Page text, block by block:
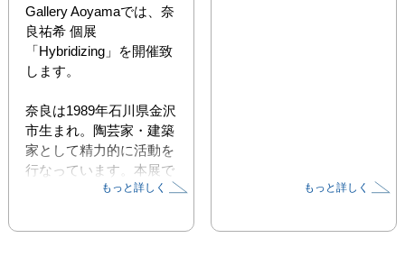
Gallery Aoyamaでは、奈
良祐希 個展
「Hybridizing」を開催致
します。
奈良は1989年石川県金沢
市生まれ。陶芸家・建築
家として精力的に活動を
行なっています。本展で
は、奈良の処女作であり
「Bone Flower」シリー
もっと詳しく もっと詳しく